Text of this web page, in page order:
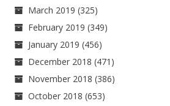
March 2019 (325)
February 2019 (349)
January 2019 (456)
December 2018 (471)
November 2018 (386)
October 2018 (653)